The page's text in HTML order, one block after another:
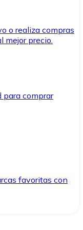
o realiza compras
mejor precio.
para comprar
favoritas con